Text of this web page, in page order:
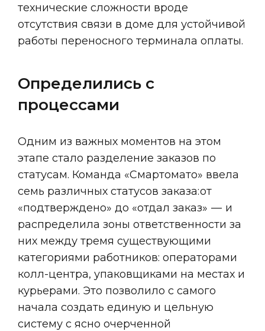
технические сложности вроде
отсутствия связи в доме для устойчивой
работы переносного терминала оплаты.
Определились с
процессами
Одним из важных моментов на этом
этапе стало разделение заказов по
статусам. Команда «Смартомато» ввела
семь различных статусов заказа: от
«подтверждено» до «отдал заказ» — и
распределила зоны ответственности за
них между тремя существующими
категориями работников: операторами
колл-центра, упаковщиками на местах и
курьерами. Это позволило с самого
начала создать единую и цельную
систему с ясно очерченной